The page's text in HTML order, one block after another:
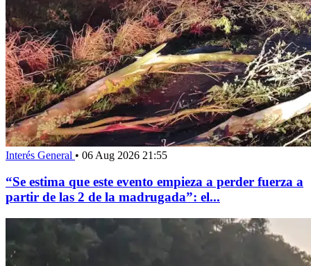
Interés General • 06 Aug 2026 21:55
“Se estima que este evento empieza a perder fuerza a
partir de las 2 de la madrugada”: el...